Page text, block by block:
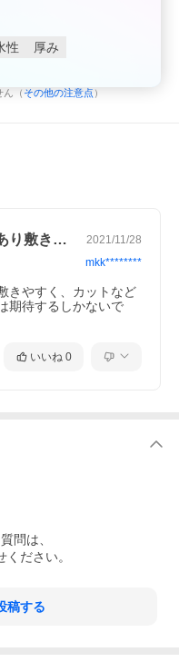
性
厚み
ん（ その他の注意点 ）
不織布生地で厚み？硬さ？があり敷きやす… 2021/11/28
mkk********
きやすく、カットなど
期待するしかないで
いいね 0
問は、
ださい。
稿する